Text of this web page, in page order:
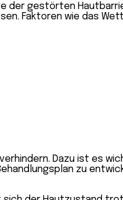
der gestörten
Faktoren wie das
Dazu ist es
zu